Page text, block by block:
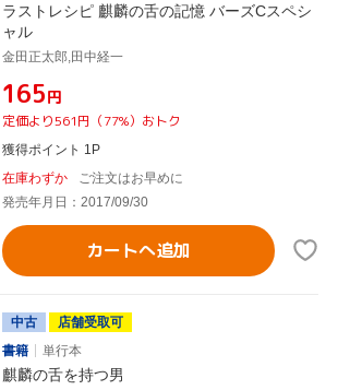
ラストレシピ 麒麟の舌の記憶 バーズCスペシ
ャル
金田正太郎,田中経一
¥165円
定価より561円（77%）おトク
獲得ポイント 1P
在庫わずか
ご注文はお早めに
発売年月日：2017/09/30
カートへ追加
中古
店舗受取可
書籍
単行本
麒麟の舌を持つ男